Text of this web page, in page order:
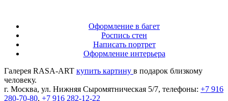
Оформление в багет
Роспись стен
Написать портрет
Оформление интерьера
Галерея RASA-ART купить картину в подарок близкому
человеку.
г. Москва, ул. Нижняя Сыромятническая 5/7, телефоны: +7 916
280-70-80, +7 916 282-12-22